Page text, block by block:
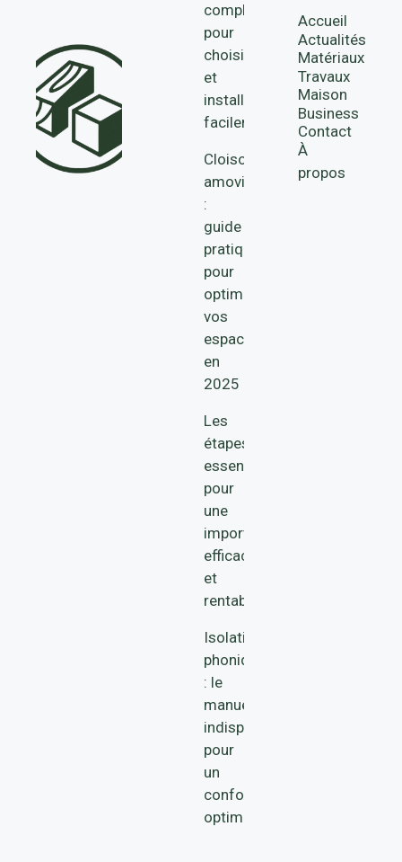
complet
pour
choisir
et
installer
facilement
Cloisons
amovibles
:
guide
pratique
pour
optimiser
vos
espaces
en
2025
Les
étapes
essentielles
pour
une
importation
efficace
et
rentable
Isolation
phonique
: le
manuel
indispensable
pour
un
confort
optimal
Accueil
Actualités
Matériaux
Travaux
Maison
Business
Contact
À
propos